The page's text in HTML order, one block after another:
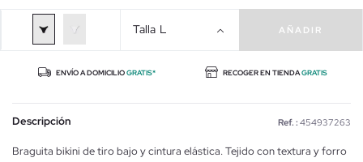
Talla L AÑADIR
ENVÍO A DOMICILIOGRATIS* RECOGER EN TIENDAGRATIS
Descripción Ref. : 454937263
Braguita bikini de tiro bajo y cintura elástica. Tejido con textura y forro